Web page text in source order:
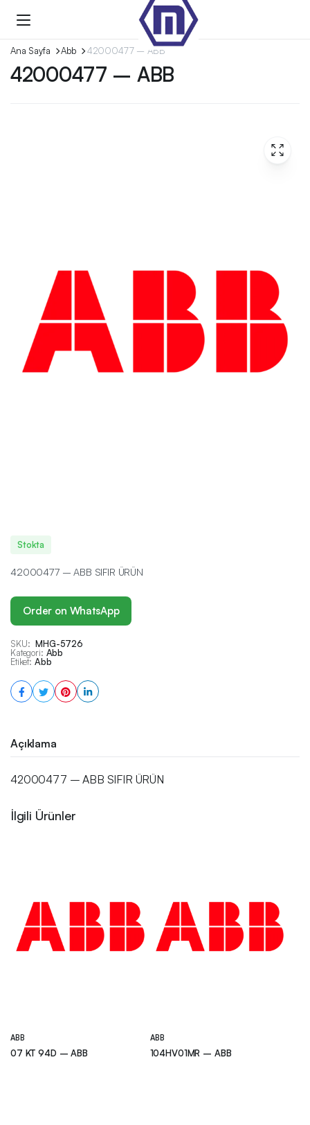
Ana Sayfa Abb 42000477 – ABB
42000477 – ABB
Stokta
42000477 – ABB SIFIR ÜRÜN
Order on WhatsApp
SKU: MHG-5726
Kategori: Abb
Etiket: Abb
Açıklama
42000477 – ABB SIFIR ÜRÜN
İlgili Ürünler
ABB
07 KT 94D – ABB
ABB
104HV01MR – ABB